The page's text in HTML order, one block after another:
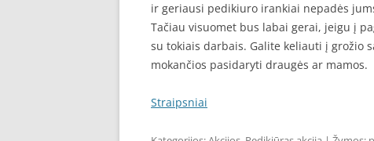
ir geriausi pedikiuro irankiai nepadės
Tačiau visuomet bus labai gerai, jeigu į
su tokiais darbais. Galite keliauti į grožio
mokančios pasidaryti draugės ar mamos.
Straipsniai